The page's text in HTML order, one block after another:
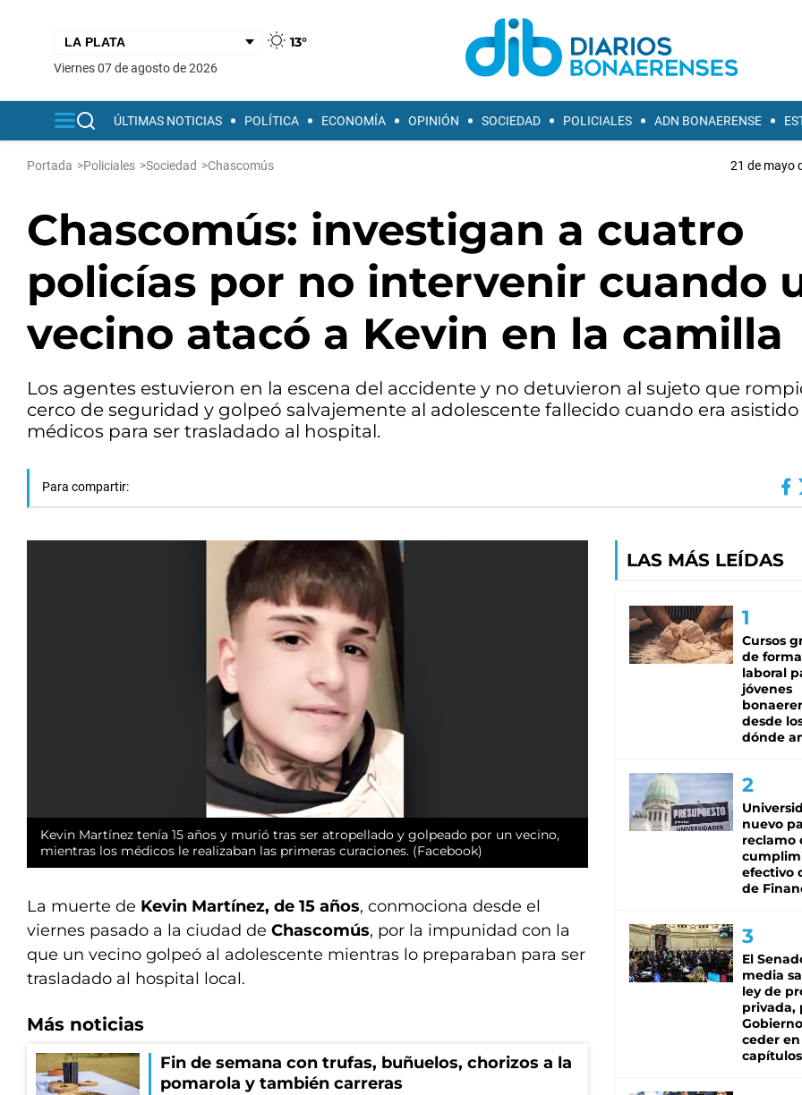
13°
viernes 07 de agosto de 2026
ÚLTIMAS NOTICIAS POLÍTICA ECONOMÍA OPINIÓN SOCIEDAD POLICIALES ADN BONAERENSE
Portada >Policiales >Sociedad >Chascomús 21 de mayo
Chascomús: investigan a cuatro
policías por no intervenir cuando
vecino atacó a Kevin en la camilla
Los agentes estuvieron en la escena del accidente y no detuvieron al sujeto que
cerco de seguridad y golpeó salvajemente al adolescente fallecido cuando era
médicos para ser trasladado al hospital.
Para compartir:
Kevin Martínez tenía 15 años y murió tras ser atropellado y golpeado por un vecino,
mientras los médicos le realizaban las primeras curaciones. (Facebook)
La muerte de Kevin Martínez, de 15 años, conmociona desde el
viernes pasado a la ciudad de Chascomús, por la impunidad con la
que un vecino golpeó al adolescente mientras lo preparaban para ser
trasladado al hospital local.
Más noticias
Fin de semana con trufas, buñuelos, chorizos a la
pomarola y también carreras
LAS MÁS LEÍDAS
Cursos
de
laboral
jóvenes
desde
dónde
nuevo
reclamo
efectivo
de
El
media
ley de
privada,
ceder
capítulos